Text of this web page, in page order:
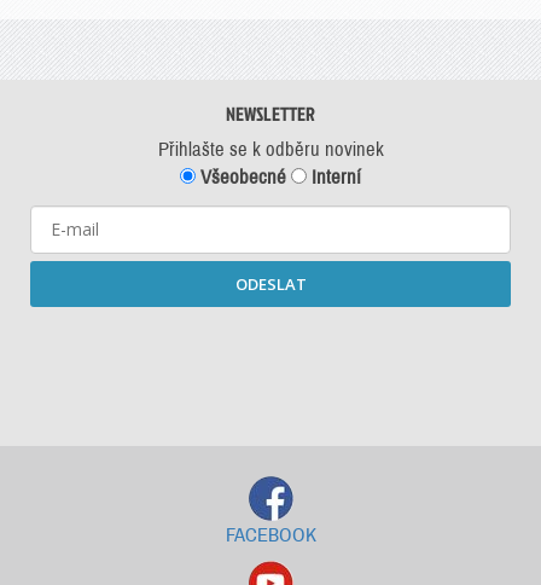
NEWSLETTER
Přihlašte se k odběru novinek
Všeobecné
Interní
ODESLAT
FACEBOOK